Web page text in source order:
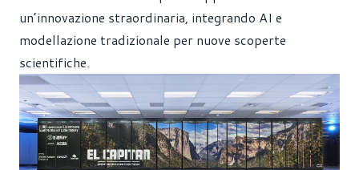
un’innovazione straordinaria, integrando AI e
modellazione tradizionale per nuove scoperte
scientifiche.